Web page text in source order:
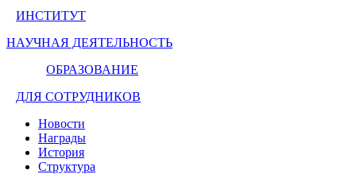
ИНСТИТУТ
НАУЧНАЯ ДЕЯТЕЛЬНОСТЬ
ОБРАЗОВАНИЕ
ДЛЯ СОТРУДНИКОВ
Новости
Награды
История
Структура